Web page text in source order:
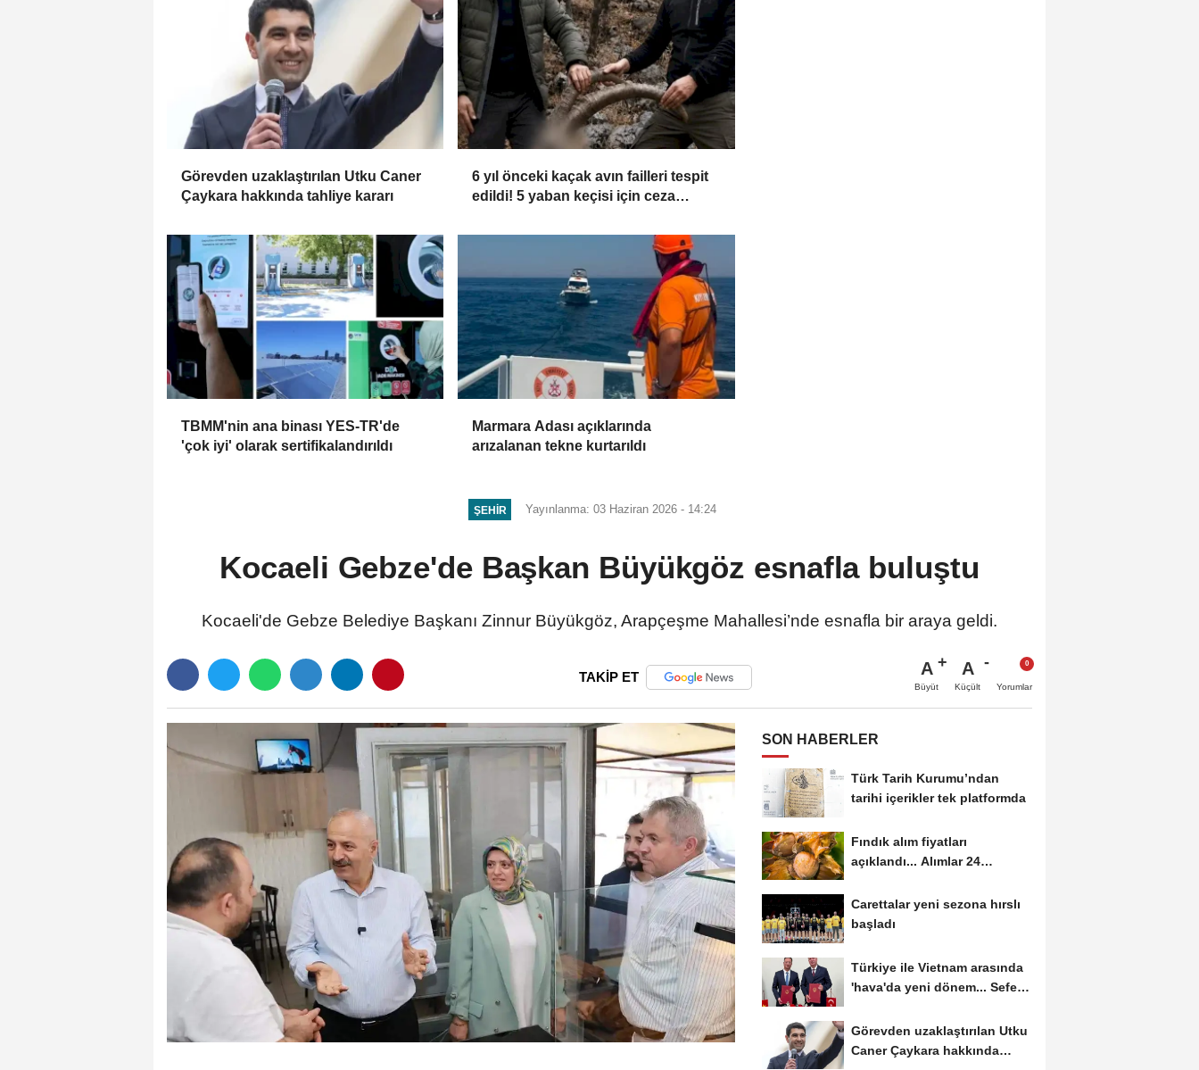
Görevden uzaklaştırılan Utku Caner
Çaykara hakkında tahliye kararı
6 yıl önceki kaçak avın failleri tespit
edildi! 5 yaban keçisi için ceza
TBMM'nin ana binası YES-TR'de
'çok iyi' olarak sertifikalandırıldı
Marmara Adası açıklarında
arızalanan tekne kurtarıldı
ŞEHIR Yayınlanma: 03 Haziran 2026 - 14:24
Kocaeli Gebze'de Başkan Büyükgöz esnafla buluştu
Kocaeli'de Gebze Belediye Başkanı Zinnur Büyükgöz, Arapçeşme Mahallesi’nde esnafla bir araya geldi.
TAKİP ET A
Büyüt
A
Küçült Yorumlar
SON HABERLER
Türk Tarih Kurumu’ndan
tarihi içerikler tek platformda
Fındık alım fiyatları
açıklandı... Alımlar 24
Carettalar yeni sezona hırslı
başladı
Türkiye ile Vietnam arasında
'hava'da yeni dönem... Sefer
Görevden uzaklaştırılan Utku
Caner Çaykara hakkında